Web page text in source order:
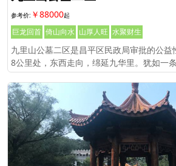
￥88000
巨龙回首 倚山向水 山厚人旺 水聚财生
九里山公墓二区是昌平区民政局审批的公
8公里处，东西走向，绵延九华里。犹如一
卧在燕山前面。只有京密运河龙泉之水，自